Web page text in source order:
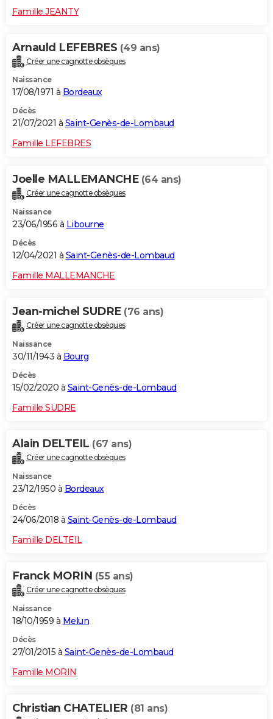
Famille JEANTY
Arnauld LEFEBRES (49 ans)
Créer une cagnotte obsèques
Naissance
17/08/1971 à Bordeaux
Décès
21/07/2021 à Saint-Genès-de-Lombaud
Famille LEFEBRES
Joelle MALLEMANCHE (64 ans)
Créer une cagnotte obsèques
Naissance
23/06/1956 à Libourne
Décès
12/04/2021 à Saint-Genès-de-Lombaud
Famille MALLEMANCHE
Jean-michel SUDRE (76 ans)
Créer une cagnotte obsèques
Naissance
30/11/1943 à Bourg
Décès
15/02/2020 à Saint-Genès-de-Lombaud
Famille SUDRE
Alain DELTEIL (67 ans)
Créer une cagnotte obsèques
Naissance
23/12/1950 à Bordeaux
Décès
24/06/2018 à Saint-Genès-de-Lombaud
Famille DELTEIL
Franck MORIN (55 ans)
Créer une cagnotte obsèques
Naissance
18/10/1959 à Melun
Décès
27/01/2015 à Saint-Genès-de-Lombaud
Famille MORIN
Christian CHATELIER (81 ans)